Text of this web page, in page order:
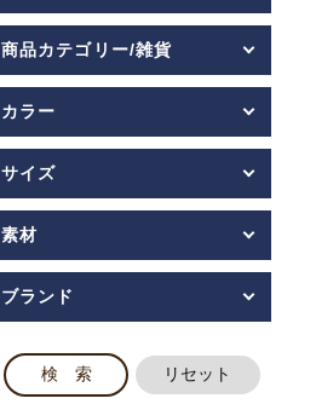
商品カテゴリー/雑貨
カラー
サイズ
素材
ブランド